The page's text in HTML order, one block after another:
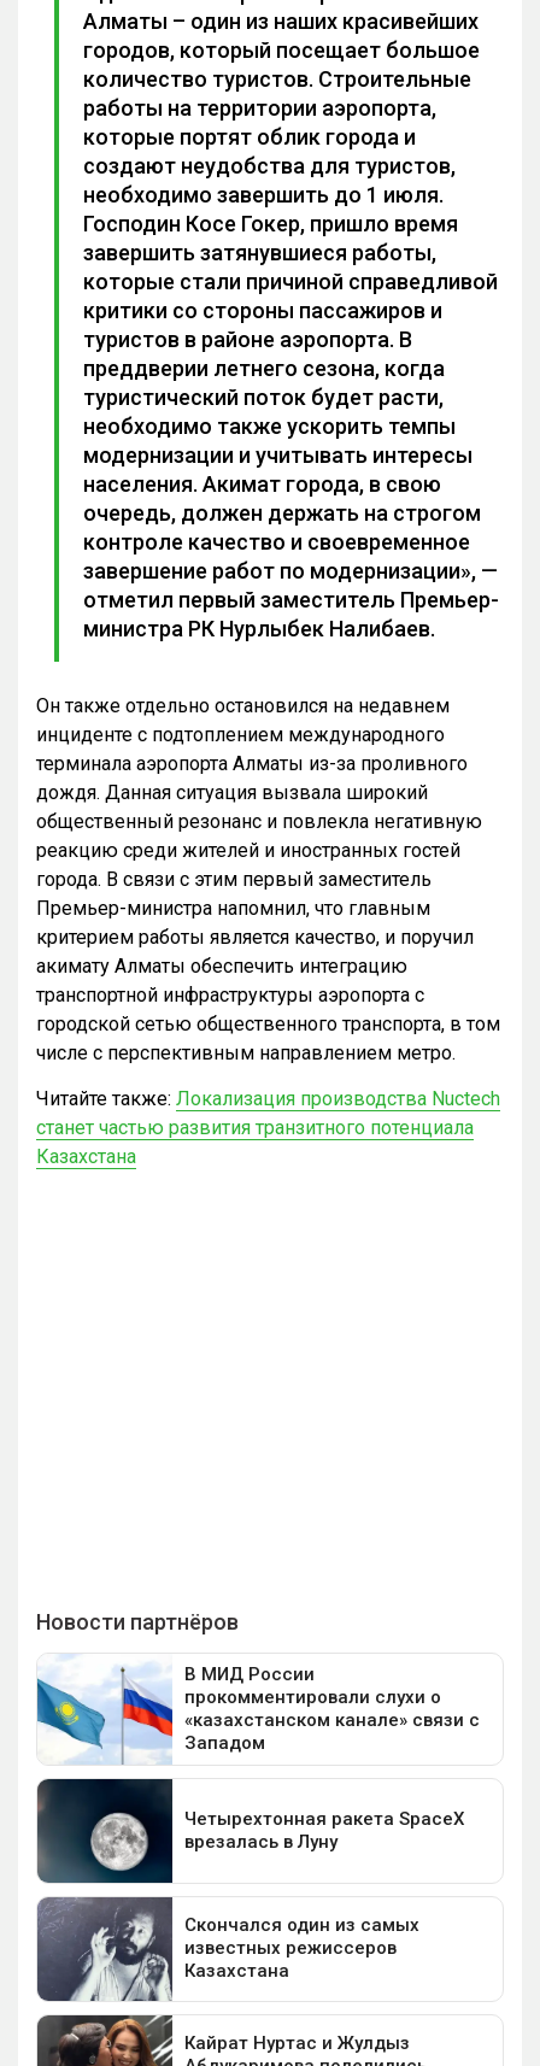
Алматы – один из наших красивейших
городов, который посещает большое
количество туристов. Строительные
работы на территории аэропорта,
которые портят облик города и
создают неудобства для туристов,
необходимо завершить до 1 июля.
Господин Косе Гокер, пришло время
завершить затянувшиеся работы,
которые стали причиной справедливой
критики со стороны пассажиров и
туристов в районе аэропорта. В
преддверии летнего сезона, когда
туристический поток будет расти,
необходимо также ускорить темпы
модернизации и учитывать интересы
населения. Акимат города, в свою
очередь, должен держать на строгом
контроле качество и своевременное
завершение работ по модернизации», —
отметил первый заместитель Премьер-
министра РК Нурлыбек Налибаев.
Он также отдельно остановился на недавнем
инциденте с подтоплением международного
терминала аэропорта Алматы из-за проливного
дождя. Данная ситуация вызвала широкий
общественный резонанс и повлекла негативную
реакцию среди жителей и иностранных гостей
города. В связи с этим первый заместитель
Премьер-министра напомнил, что главным
критерием работы является качество, и поручил
акимату Алматы обеспечить интеграцию
транспортной инфраструктуры аэропорта с
городской сетью общественного транспорта, в том
числе с перспективным направлением метро.
Читайте также: Локализация производства Nuctech
станет частью развития транзитного потенциала
Казахстана